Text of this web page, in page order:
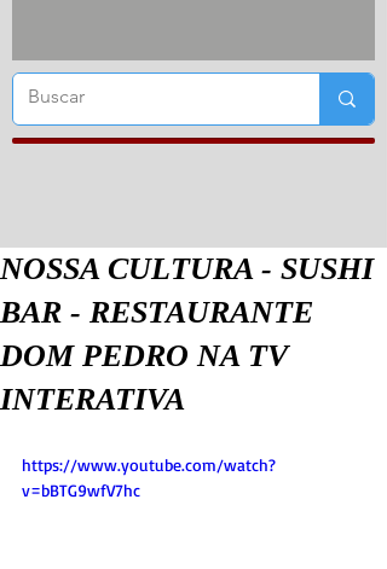
NOSSA CULTURA - SUSHI
BAR - RESTAURANTE
DOM PEDRO NA TV
INTERATIVA
https://www.youtube.com/watch?
v=bBTG9wfV7hc